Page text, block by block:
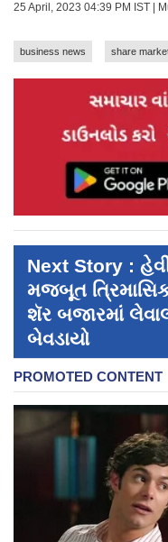
25 April, 2023 04:39 PM IST |
business news share
Next Story :
મજબૂત
શૅર બજારમાં
બેવડાયો